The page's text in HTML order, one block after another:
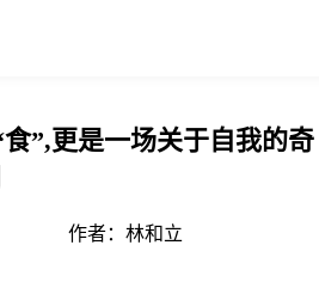
”,更是一场关于自我的奇
作者： 林和立